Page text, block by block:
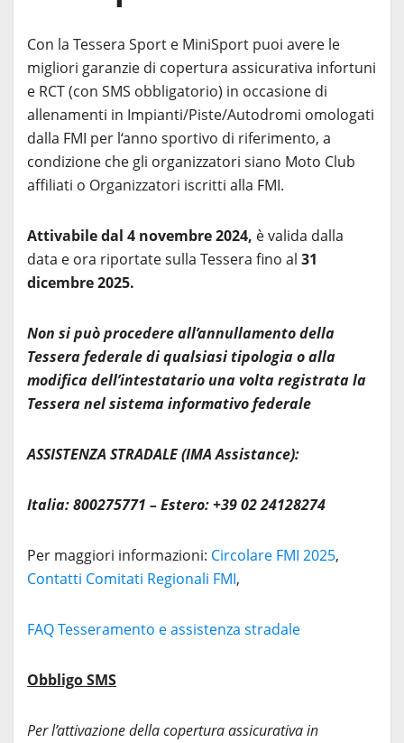
Con la Tessera Sport e MiniSport puoi avere le
migliori garanzie di copertura assicurativa infortuni
e RCT (con SMS obbligatorio) in occasione di
allenamenti in Impianti/Piste/Autodromi omologati
dalla FMI per l‘anno sportivo di riferimento, a
condizione che gli organizzatori siano Moto Club
affiliati o Organizzatori iscritti alla FMI.
Attivabile dal 4 novembre 2024, è valida dalla
data e ora riportate sulla Tessera fino al 31
dicembre 2025.
Non si può procedere all’annullamento della
Tessera federale di qualsiasi tipologia o alla
modifica dell’intestatario una volta registrata la
Tessera nel sistema informativo federale
ASSISTENZA STRADALE (IMA Assistance):
Italia: 800275771 – Estero: +39 02 24128274
Per maggiori informazioni: Circolare FMI 2025,
Contatti Comitati Regionali FMI,
FAQ Tesseramento e assistenza stradale
Obbligo SMS
Per l’attivazione della copertura assicurativa in